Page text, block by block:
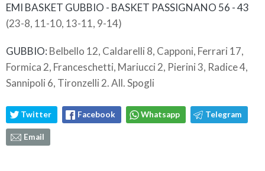
EMI BASKET GUBBIO - BASKET PASSIGNANO 56 - 43
(23-8, 11-10, 13-11, 9-14)
GUBBIO: Belbello 12, Caldarelli 8, Capponi, Ferrari 17,
Formica 2, Franceschetti, Mariucci 2, Pierini 3, Radice 4,
Sannipoli 6, Tironzelli 2. All. Spogli
Twitter Facebook Whatsapp Telegram
Email